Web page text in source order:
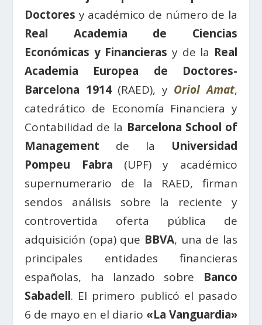
Doctores y académico de número de la
Real Academia de Ciencias
Económicas y Financieras y de la Real
Academia Europea de Doctores-
Barcelona 1914(RAED), y Oriol Amat,
catedrático de Economía Financiera y
Contabilidad de la Barcelona School of
Management de la Universidad
Pompeu Fabra (UPF) y académico
supernumerario de la RAED, firman
sendos análisis sobre la reciente y
controvertida oferta pública de
adquisición (opa) que BBVA, una de las
principales entidades financieras
españolas, ha lanzado sobre Banco
Sabadell. El primero publicó el pasado
6 de mayo en el diario «La Vanguardia»